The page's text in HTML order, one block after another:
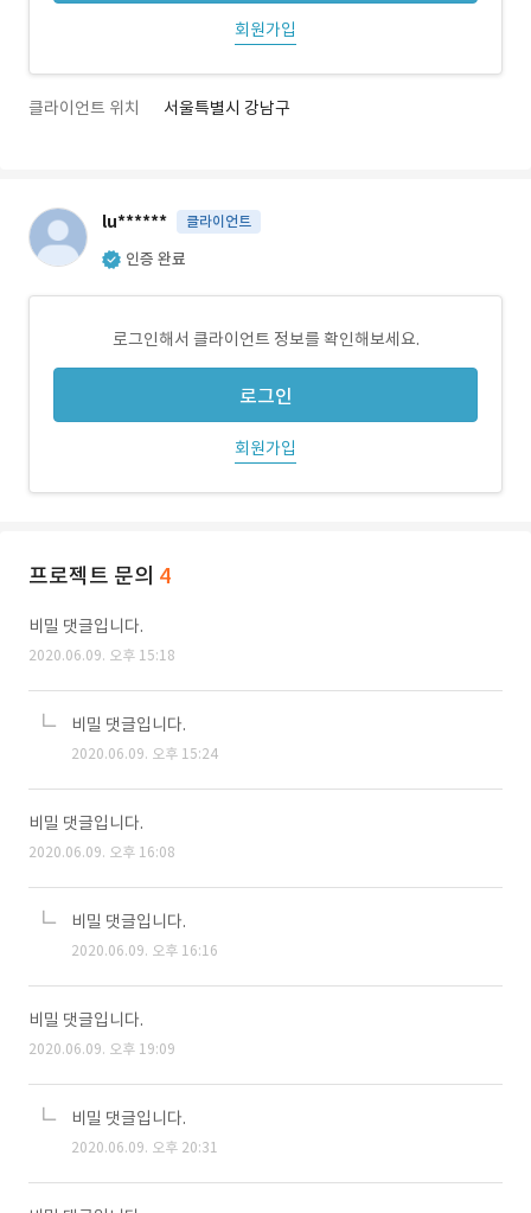
회원가입
클라이언트 위치 서울특별시 강남구
lu****** 클라이언트
인증 완료
로그인해서 클라이언트 정보를 확인해보세요.
로그인
회원가입
프로젝트 문의 4
비밀 댓글입니다.
2020.06.09. 오후 15:18
비밀 댓글입니다.
2020.06.09. 오후 15:24
비밀 댓글입니다.
2020.06.09. 오후 16:08
비밀 댓글입니다.
2020.06.09. 오후 16:16
비밀 댓글입니다.
2020.06.09. 오후 19:09
비밀 댓글입니다.
2020.06.09. 오후 20:31